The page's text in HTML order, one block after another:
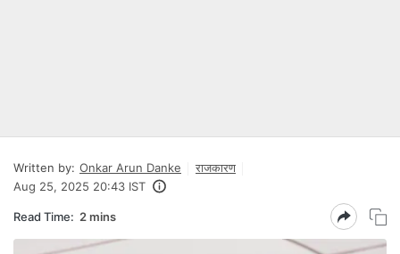
Written by: Onkar Arun Danke
राजकारण
Aug 25, 2025 20:43 IST
Read Time: 2 mins